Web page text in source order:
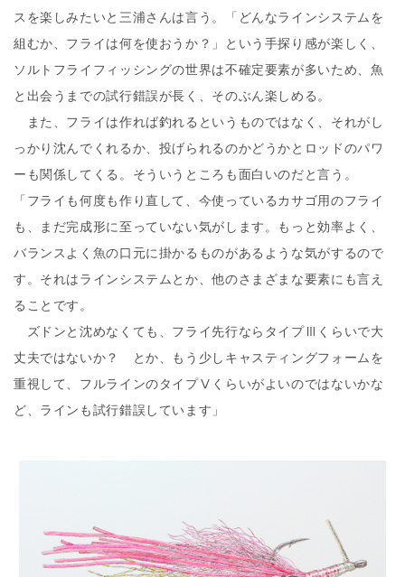
スを楽しみたいと三浦さんは言う。「どんなラインシステムを
組むか、フライは何を使おうか？」という手探り感が楽しく、
ソルトフライフィッシングの世界は不確定要素が多いため、魚
と出会うまでの試行錯誤が長く、そのぶん楽しめる。
また、フライは作れば釣れるというものではなく、それがし
っかり沈んでくれるか、投げられるのかどうかとロッドのパワ
ーも関係してくる。そういうところも面白いのだと言う。
「フライも何度も作り直して、今使っているカサゴ用のフライ
も、まだ完成形に至っていない気がします。もっと効率よく、
バランスよく魚の口元に掛かるものがあるような気がするので
す。それはラインシステムとか、他のさまざまな要素にも言え
ることです。
ズドンと沈めなくても、フライ先行ならタイプ
くらいで大
丈夫ではないか？ とか、もう少しキャスティングフォームを
重視して、フルラインのタイプ Ⅴ くらいがよいのではないかな
ど、ラインも試行錯誤しています」